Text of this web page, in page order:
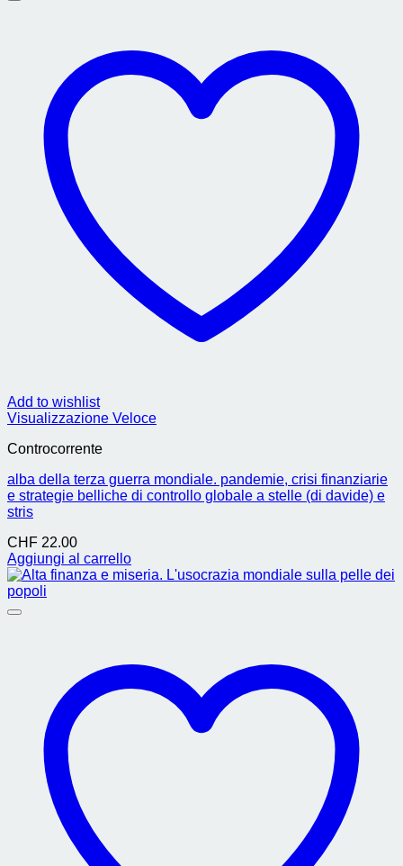
Add to wishlist
Visualizzazione Veloce
Controcorrente
alba della terza guerra mondiale. pandemie, crisi finanziarie
e strategie belliche di controllo globale a stelle (di davide) e
stris
CHF 22.00
Aggiungi al carrello